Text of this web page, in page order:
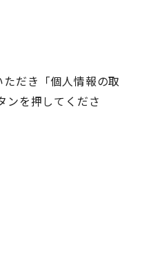
だき「個人情報の取
ンを押してくださ